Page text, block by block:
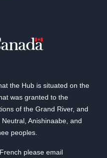
the Hub is situated on the
was granted to the
of the Grand River, and
Anishinaabe, and
peoples.
please email